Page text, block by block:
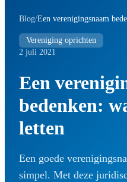
Blog/Een verenigingsnaam
Vereniging oprichten
2 juli 2021
Een
bedenken:
letten
Een goede
simpel. Met deze